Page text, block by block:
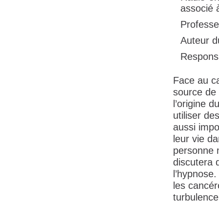
associé
Auteur
Face au
source de
l’origine
utiliser
aussi
leur vie
personne
discutera
les